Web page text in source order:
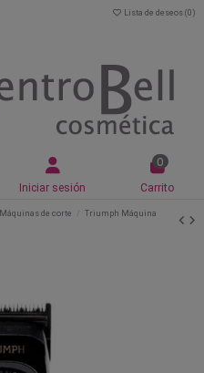
Lista de deseos (0 )
Iniciar sesión
0
Carrito
Máquinas de corte
Triumph Máquina